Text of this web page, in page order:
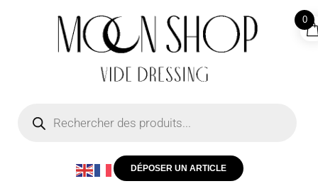
DÉPOSER UN ARTICLE
0